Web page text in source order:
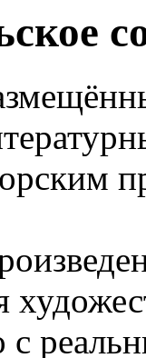
с